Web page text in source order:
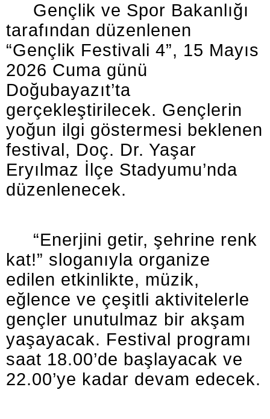
Gençlik ve Spor Bakanlığı
tarafından düzenlenen
“Gençlik Festivali 4”, 15 Mayıs
2026 Cuma günü
Doğubayazıt’ta
gerçekleştirilecek. Gençlerin
yoğun ilgi göstermesi beklenen
festival, Doç. Dr. Yaşar
Eryılmaz İlçe Stadyumu’nda
düzenlenecek.
“Enerjini getir, şehrine renk
kat!” sloganıyla organize
edilen etkinlikte, müzik,
eğlence ve çeşitli aktivitelerle
gençler unutulmaz bir akşam
yaşayacak. Festival programı
saat 18.00’de başlayacak ve
22.00’ye kadar devam edecek.